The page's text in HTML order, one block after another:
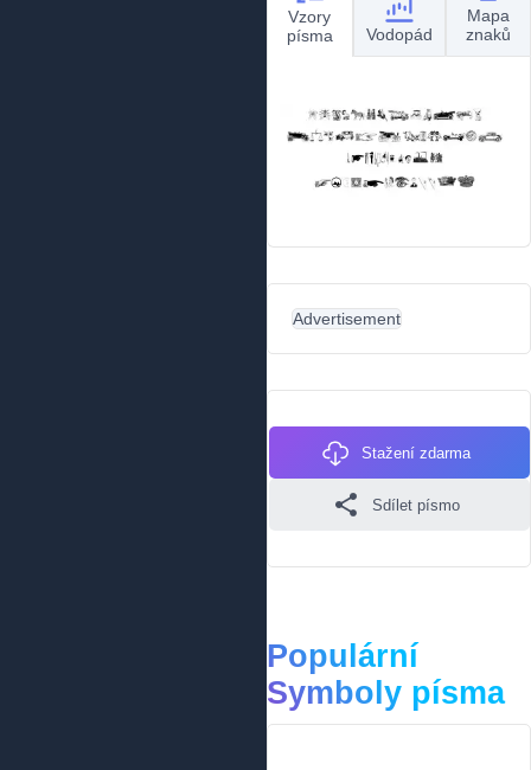
Vzory
písma
Vodopád
Mapa
znaků
Advertisement
Stažení zdarma
Sdílet písmo
Populární
Symboly písma